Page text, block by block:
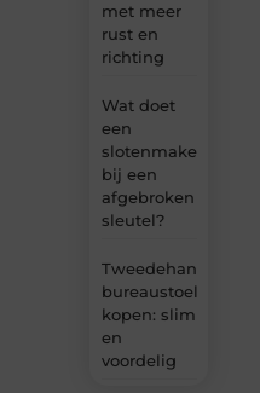
met meer
rust en
richting
Wat doet
een
slotenmaker
bij een
afgebroken
sleutel?
Tweedehands
bureaustoel
kopen: slim
en
voordelig